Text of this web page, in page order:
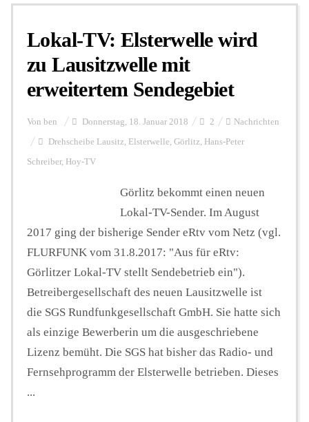
Personalien
Hintergrund
FUNKTURM-Beiträge
Podcast
Seminare
Unterstützen
Lokal-TV: Elsterwelle wird
zu Lausitzwelle mit
erweitertem Sendegebiet
Von ben Donnerstag, 18. Januar 2018 2 Nachrichten
Drehscheibe Lausitz, Elsterwelle, Görlitz, Hans-Peter
Schreiber, Hoy-TV
Görlitz bekommt einen neuen
Lokal-TV-Sender. Im August
2017 ging der bisherige Sender eRtv vom Netz (vgl.
FLURFUNK vom 31.8.2017: "Aus für eRtv:
Görlitzer Lokal-TV stellt Sendebetrieb ein").
Betreibergesellschaft des neuen Lausitzwelle ist
die SGS Rundfunkgesellschaft GmbH. Sie hatte sich
als einzige Bewerberin um die ausgeschriebene
Lizenz bemüht. Die SGS hat bisher das Radio- und
Fernsehprogramm der Elsterwelle betrieben. Dieses
...